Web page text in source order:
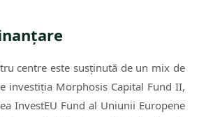
centre este susținută de un mix de
investiția Morphosis Capital Fund II,
InvestEU Fund al Uniunii Europene